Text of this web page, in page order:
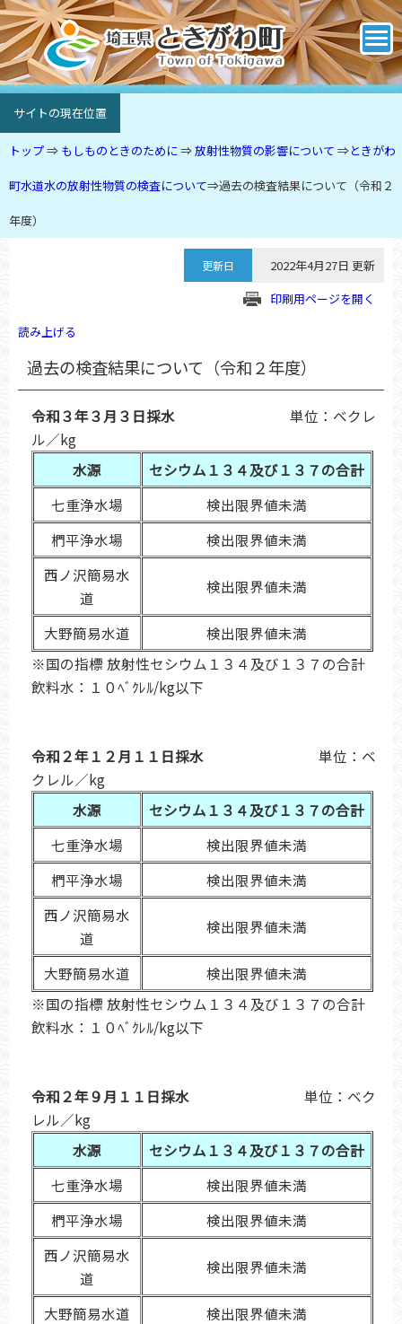
サイトの現在位置
トップ⇒ もしものときのために⇒放射性物質の影響について ⇒ときがわ
町水道水の放射性物質の検査について⇒過去の検査結果について（令和２
年度）
更新日
2022年4月27日 更新
印刷用ページを開く
読み上げる
過去の検査結果について（令和２年度）
令和３年３月３日採水 単位：ベクレ
ル／kg
水源
セシウム１３４及び１３７の合計
七重浄水場
検出限界値未満
椚平浄水場
検出限界値未満
西ノ沢簡易水
道
検出限界値未満
大野簡易水道
検出限界値未満
※国の指標 放射性セシウム１３４及び１３７の合計
飲料水：１０ﾍﾞｸﾚﾙ/kg以下
令和２年１２月１１日採水 単位：ベ
クレル／kg
水源
セシウム１３４及び１３７の合計
七重浄水場
検出限界値未満
椚平浄水場
検出限界値未満
西ノ沢簡易水
道
検出限界値未満
大野簡易水道
検出限界値未満
※国の指標 放射性セシウム１３４及び１３７の合計
飲料水：１０ﾍﾞｸﾚﾙ/kg以下
令和２年９月１１日採水 単位：ベク
レル／kg
水源
セシウム１３４及び１３７の合計
七重浄水場
検出限界値未満
椚平浄水場
検出限界値未満
西ノ沢簡易水
道
検出限界値未満
大野簡易水道
検出限界値未満